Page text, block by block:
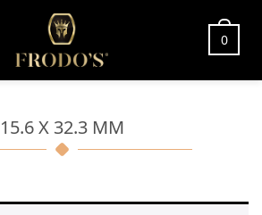
0
15.6 X 32.3 MM